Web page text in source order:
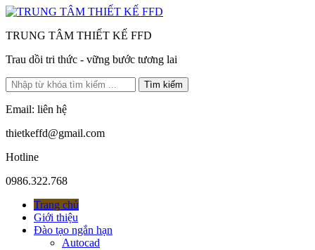
TRUNG TÂM THIẾT KẾ FFD
Trau dồi tri thức - vững bước tương lai
Tìm kiếm
Email: liên hệ
thietkeffd@gmail.com
Hotline
0986.322.768
Trang chủ
Giới thiệu
Đào tạo ngắn hạn
Autocad